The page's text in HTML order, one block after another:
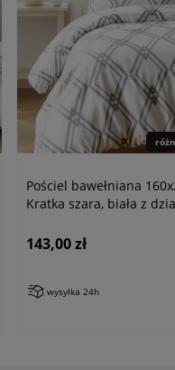
Pościel bawełniana
Kratka szara, biała z
143,00 zł
wysyłka 24h